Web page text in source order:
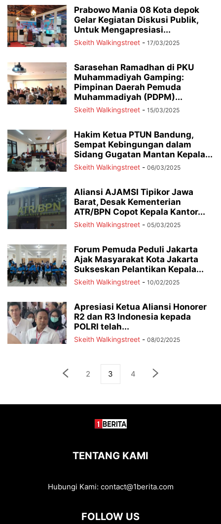
Prabowo Mania 08 Kota depok
Gelar Kegiatan Diskusi Publik,
Untuk Mengapresiasi...
Skeith Walkingstreet - 17/03/2025
Sarasehan Ramadhan di PKU
Muhammadiyah Gamping:
Pimpinan Daerah Pemuda
Muhammadiyah (PDPM)...
Skeith Walkingstreet - 15/03/2025
Hakim Ketua PTUN Bandung,
Sempat Kebingungan dalam
Sidang Gugatan Mantan Kepala...
Skeith Walkingstreet - 06/03/2025
Aliansi AJAMSI Tipikor Jawa
Barat, Desak Kementerian
ATR/BPN Copot Kepala Kantor...
Skeith Walkingstreet - 05/03/2025
Forum Pemuda Peduli Jakarta
Ajak Masyarakat Kota Jakarta
Sukseskan Pelantikan Kepala...
Skeith Walkingstreet - 10/02/2025
Apresiasi Ketua Aliansi Honorer
R2 dan R3 Indonesia kepada
POLRI telah...
Skeith Walkingstreet - 08/02/2025
2 3 4
TENTANG KAMI
Hubungi Kami: contact@1berita.com
FOLLOW US